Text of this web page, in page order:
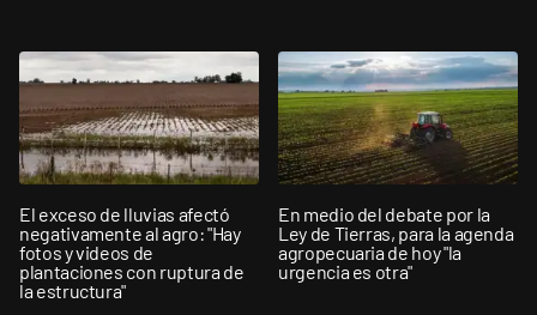
El exceso de lluvias afectó
negativamente al agro: "Hay
fotos y videos de
plantaciones con ruptura de
la estructura"
En medio del debate por la
Ley de Tierras, para la agenda
agropecuaria de hoy "la
urgencia es otra"